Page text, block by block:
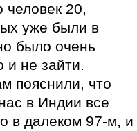
человек 20,
уже были в
было очень
и не зайти.
пояснили, что
в Индии все
в далеком 97-м, и